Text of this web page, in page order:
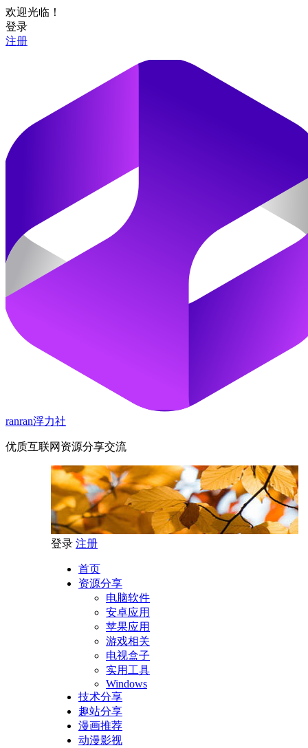
欢迎光临！
登录
注册
ranran浮力社
优质互联网资源分享交流
登录 注册
首页
资源分享
电脑软件
安卓应用
苹果应用
游戏相关
电视盒子
实用工具
Windows
技术分享
趣站分享
漫画推荐
动漫影视